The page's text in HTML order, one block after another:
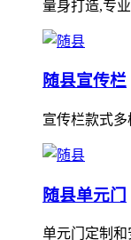
量身打造,专
随县宣传栏
宣传栏款式多
随县单元门
单元门定制